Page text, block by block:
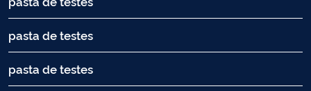
pasta de testes
pasta de testes